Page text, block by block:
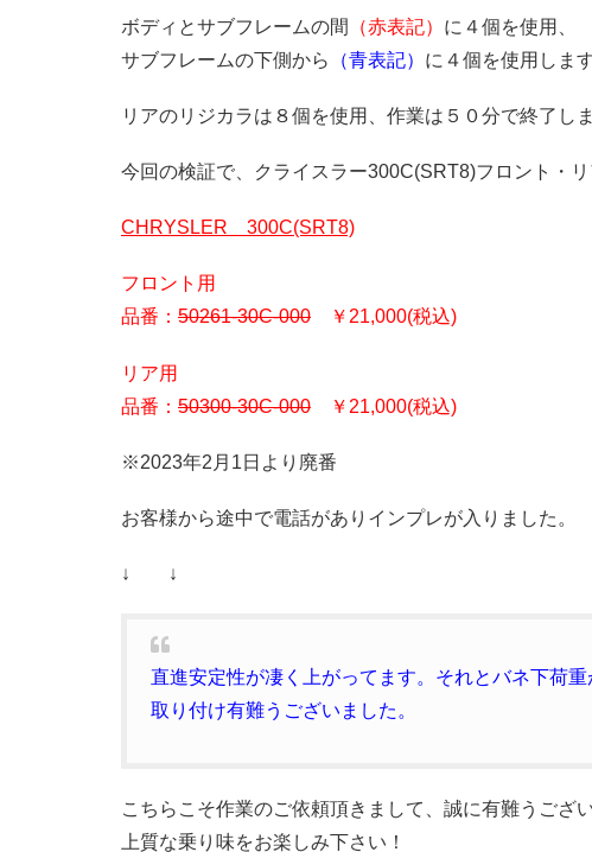
ボディとサブフレームの間 （赤表記） に４個を使用、
サブフレームの下側から
（青表記） に４個を使用します
リアのリジカラは８個を使用、作業は５０分で終了しま
今回の検証で、クライスラー300C(SRT8)フロント・
CHRYSLER 300C(SRT8)
フロント用
品番： 50261-30C-000 ￥21,000(税込)
リア用
品番： 50300-30C-000 ￥21,000(税込)
※2023年2月1日より廃番
お客様から途中で電話がありインプレが入りました。
↓ ↓
直進安定性が凄く上がってます。それとバネ下荷
取り付け有難うございました。
こちらこそ作業のご依頼頂きまして、誠に有難うござい
上質な乗り味をお楽しみ下さい！